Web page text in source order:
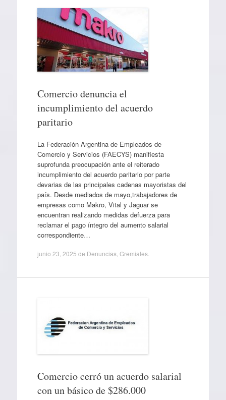
Comercio denuncia el
incumplimiento del acuerdo
paritario
La Federación Argentina de Empleados de
Comercio y Servicios (FAECYS) manifiesta
suprofunda preocupación ante el reiterado
incumplimiento del acuerdo paritario por parte
devarias de las principales cadenas mayoristas del
país. Desde mediados de mayo,trabajadores de
empresas como Makro, Vital y Jaguar se
encuentran realizando medidas defuerza para
reclamar el pago íntegro del aumento salarial
correspondiente…
junio 23, 2025 de Denuncias, Gremiales.
Comercio cerró un acuerdo salarial
con un básico de $286.000